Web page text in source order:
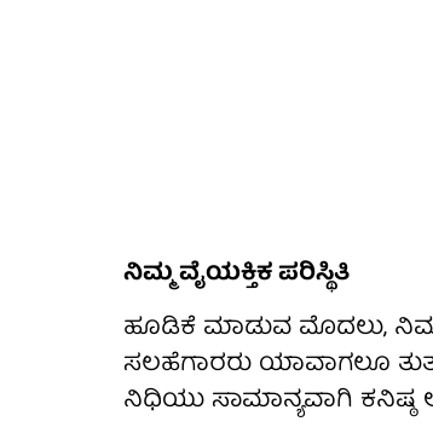
ನಿಮ್ಮ ವೈಯಕ್ತಿಕ ಪರಿಸ್ಥಿತಿ
ಹೂಡಿಕೆ ಮಾಡುವ ಮೊದಲು,
ಸಲಹೆಗಾರರು ಯಾವಾಗಲೂ
ನಿಧಿಯು ಸಾಮಾನ್ಯವಾಗಿ ಕನಿಷ್ಠ